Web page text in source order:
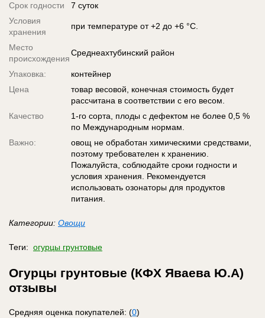
Срок годности
7 суток
Условия
хранения
при температуре от +2 до +6 °С.
Место
происхождения
Среднеахтубинский район
Упаковка:
контейнер
Цена
товар весовой, конечная стоимость будет
рассчитана в соответствии с его весом.
Качество
1-го сорта, плоды с дефектом не более 0,5 %
по Международным нормам.
Важно:
овощ не обработан химическими средствами,
поэтому требователен к хранению.
Пожалуйста, соблюдайте сроки годности и
условия хранения. Рекомендуется
использовать озонаторы для продуктов
питания.
Категории: Овощи
Теги: огурцы грунтовые
Огурцы грунтовые (КФХ Яваева Ю.А)
отзывы
Средняя оценка покупателей: (0)